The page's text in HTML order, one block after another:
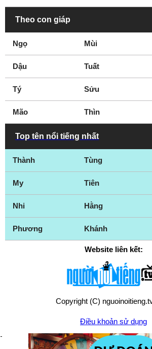
Theo con giáp
Ngọ Mùi
Dậu Tuất
Tý Sửu
Mão Thìn
Top tên nổi tiếng nhất
Thành Tùng
My Tiên
Nhi Hằng
Phương Khánh
Website liên kết:
Copyright (C)
Điều khoản sử dụng